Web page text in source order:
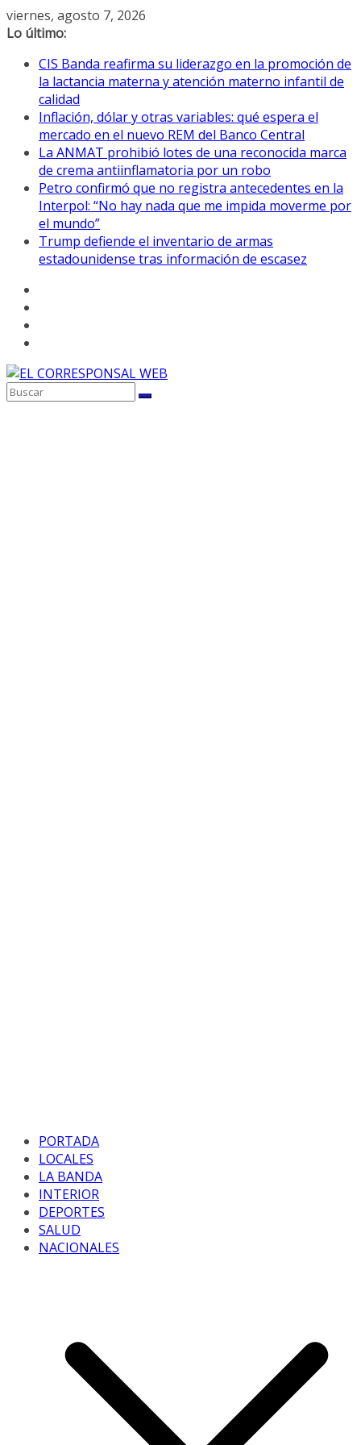
Saltar
al
viernes, agosto 7, 2026
Lo último:
CIS Banda reafirma su liderazgo en la promoción de
la lactancia materna y atención materno infantil de
calidad
Inflación, dólar y otras variables: qué espera el
mercado en el nuevo REM del Banco Central
La ANMAT prohibió lotes de una reconocida marca
de crema antiinflamatoria por un robo
Petro confirmó que no registra antecedentes en la
Interpol: “No hay nada que me impida moverme por
el mundo”
Trump defiende el inventario de armas
estadounidense tras información de escasez
PORTADA
LOCALES
LA BANDA
INTERIOR
DEPORTES
SALUD
NACIONALES